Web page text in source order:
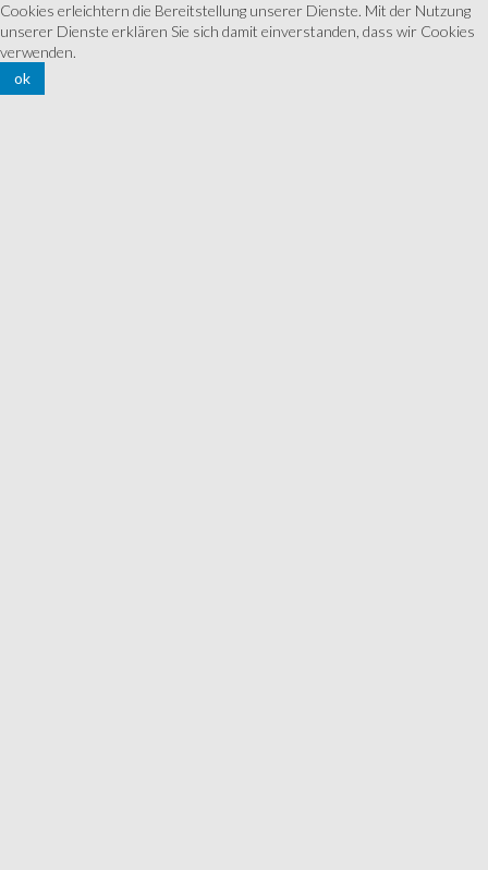
Cookies erleichtern die Bereitstellung unserer Dienste. Mit der Nutzung
unserer Dienste erklären Sie sich damit einverstanden, dass wir Cookies
verwenden.
ok